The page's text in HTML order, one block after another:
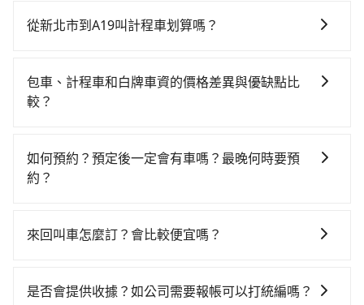
對的時間彈性，最重要的是你當天就要來回，那在新北
公里再額外加收$3.2，從新北市（平溪區）到A19的花費
預估為$700~1,200（金額差異來自於平假日、車款差
險與可能的罰單都需自付。再者，和運的iRent只提供最
基本的車型，如Toyota Yaris、Prius C、Vios這類乘坐
就是車況，打開車門才發現仍有上一組乘客遺留的垃圾
一位用戶卻遲遲尚未歸還，又或者要還車時卻偏偏找不
從新北市到A19叫計程車划算嗎？
灣大車隊、Uber、Line Taxi、Yoxi等。依照里程跳錶計
算，價格約為915~1,100元間，若改選tripool的專車服
就貴了，如選擇tripool的九人座，可用約7.5折預約一台
專車服務。
包車、計程車和白牌車資的價格差異與優缺點比
較？
包車：優點是搭乘舒適可以根據自己的需求安排時間和
地點上車較客製化。此外，司機還會提供各種旅遊建議
通塞車時亦會加收延遲費用，一般屬短程接駁為主。 -
事後也無法申訴退費。
如何預約？預定後一定會有車嗎？最晚何時要預
約？
輸入上下車地點或地址，三秒內即可查到真實價格，照
確認信，如此就完成預約了，而司機與車輛的詳細資
來回叫車怎麼訂？會比較便宜嗎？
趟車的資訊，所以如果需要來回叫車，請分兩筆訂單預
是否會提供收據？如公司需要報帳可以打統編嗎？